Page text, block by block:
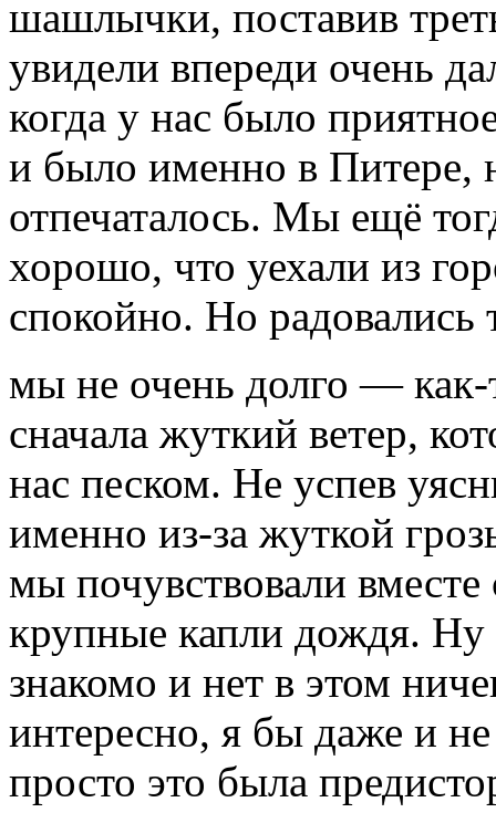
шашлычки, поставив
увидели впереди очень
когда у нас было
и было именно в Питере,
отпечаталось. Мы ещё
хорошо, что уехали из
спокойно. Но
мы не очень долго — как-
сначала жуткий ветер,
нас песком. Не успев
именно из-за жуткой
мы почувствовали
крупные капли дождя. Ну
знакомо и нет в этом
интересно, я бы даже и
просто это была